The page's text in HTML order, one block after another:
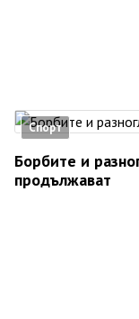
Спорт
Борбите и
продължават